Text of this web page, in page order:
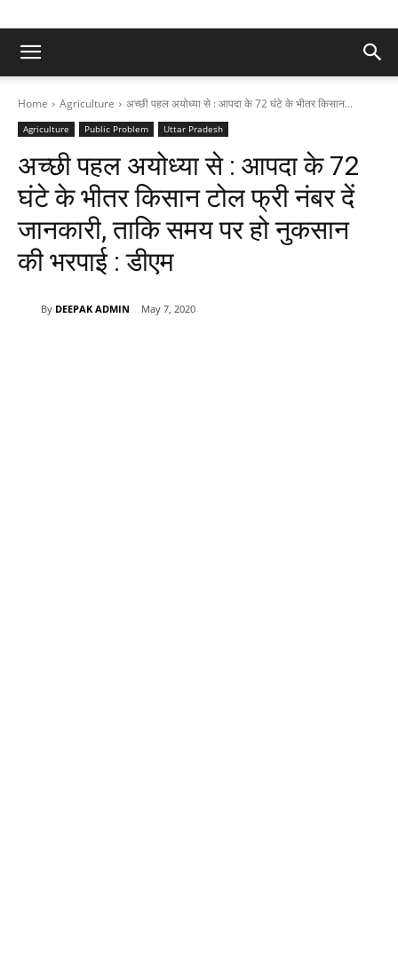
Home Agriculture अच्छी पहल अयोध्या से : आपदा के 72 घंटे के भीतर किसान...
Agriculture Public Problem Uttar Pradesh
अच्छी पहल अयोध्या से : आपदा के 72
घंटे के भीतर किसान टोल फ्री नंबर दें
जानकारी, ताकि समय पर हो नुकसान
की भरपाई : डीएम
By DEEPAK ADMIN May 7, 2020